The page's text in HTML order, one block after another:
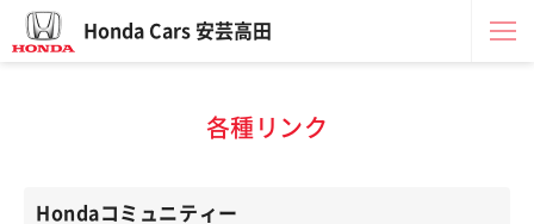
Honda Cars 安芸高田
各種リンク
Hondaコミュニティー